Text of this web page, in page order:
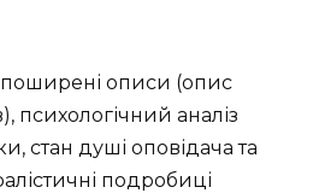
поширені описи (опис
психологічний аналіз
стан душі оповідача та
подробиці